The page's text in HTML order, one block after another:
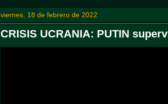
viernes, 18 de febrero de 2022
CRISIS UCRANIA: PUTIN